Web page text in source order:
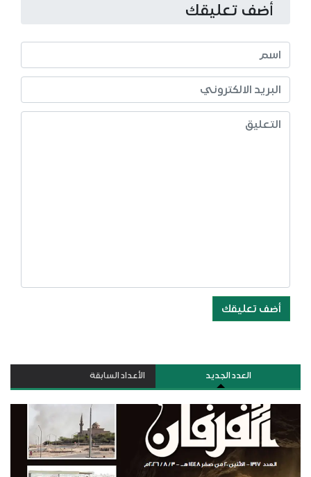
أضف تعليقك
أضف تعليقك
العدد الجديد الأعداد السابقة